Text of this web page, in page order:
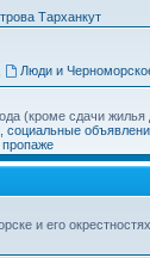
Тарханкут
Люди и
(кроме сдачи жилья
социальные
и его окрестностях.